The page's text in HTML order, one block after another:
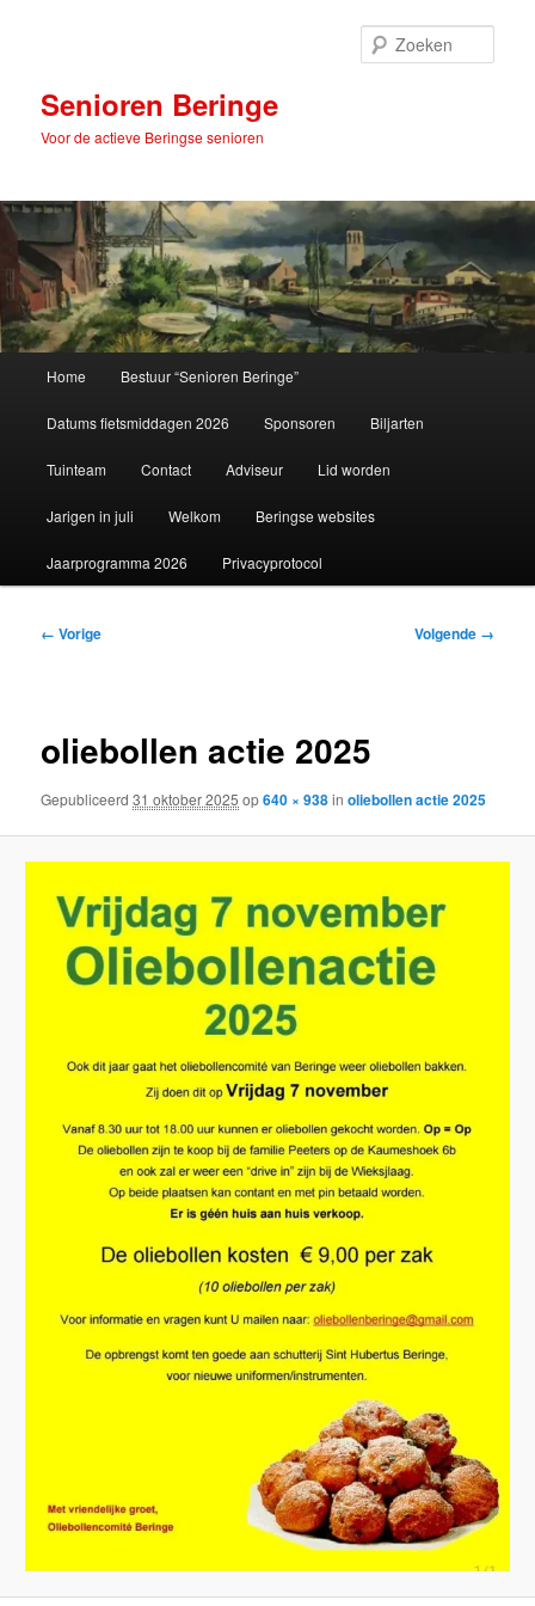
inhoudSenioren Beringe
Voor de actieve Beringse senioren
Home Bestuur “Senioren Beringe”
Datums fietsmiddagen 2026 Sponsoren Biljarten
Tuinteam Contact Adviseur Lid worden
Jarigen in juli Welkom Beringse websites
Jaarprogramma 2026 Privacyprotocol
Afbeeldingsnavigatie
← Vorige Volgende →
oliebollen actie 2025
Gepubliceerd31 oktober 2025 op640 × 938inoliebollen actie 2025